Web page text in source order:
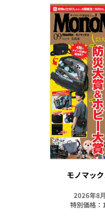
モノマッ
2026年8
特別価格：